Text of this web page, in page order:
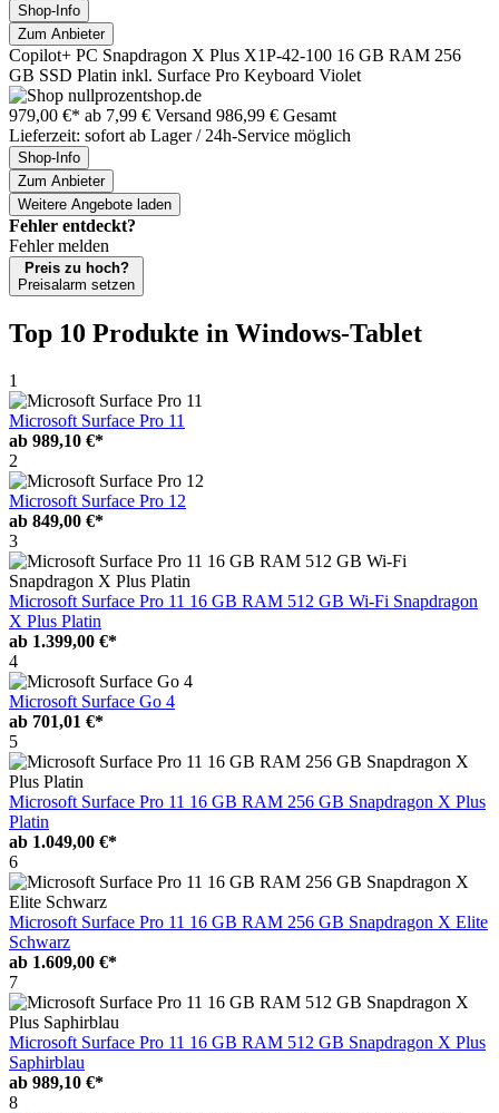
Shop-Info
Zum Anbieter
Copilot+ PC Snapdragon X Plus X1P-42-100 16 GB RAM 256
GB SSD Platin inkl. Surface Pro Keyboard Violet
979,00 €* ab 7,99 € Versand 986,99 € Gesamt
Lieferzeit: sofort ab Lager / 24h-Service möglich
Shop-Info
Zum Anbieter
Weitere Angebote laden
Fehler entdeckt?
Fehler melden
Preis zu hoch?
Preisalarm setzen
Top 10 Produkte in Windows-Tablet
1
Microsoft Surface Pro 11
ab 989,10 €*
2
Microsoft Surface Pro 12
ab 849,00 €*
3
Microsoft Surface Pro 11 16 GB RAM 512 GB Wi-Fi Snapdragon
X Plus Platin
ab 1.399,00 €*
4
Microsoft Surface Go 4
ab 701,01 €*
5
Microsoft Surface Pro 11 16 GB RAM 256 GB Snapdragon X Plus
Platin
ab 1.049,00 €*
6
Microsoft Surface Pro 11 16 GB RAM 256 GB Snapdragon X Elite
Schwarz
ab 1.609,00 €*
7
Microsoft Surface Pro 11 16 GB RAM 512 GB Snapdragon X Plus
Saphirblau
ab 989,10 €*
8